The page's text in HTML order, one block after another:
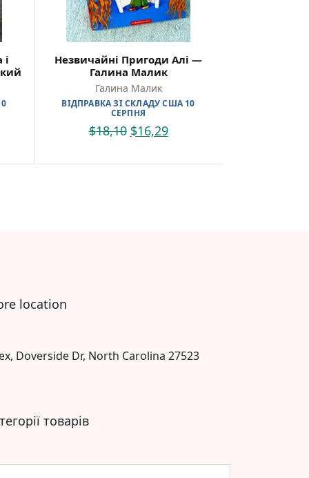
Незвичайні Пригоди Алі —
Галина Малик
Галина Малик
ВІДПРАВКА ЗІ СКЛАДУ США 10
СЕРПНЯ
$18,10 $16,29
location
Doverside Dr, North Carolina 27523
товарів